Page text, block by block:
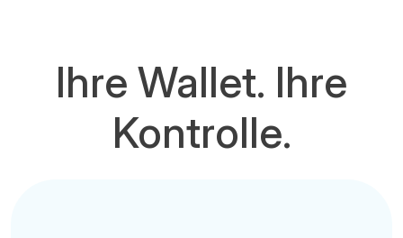
Ihre Wallet. Ihre
Kontrolle.